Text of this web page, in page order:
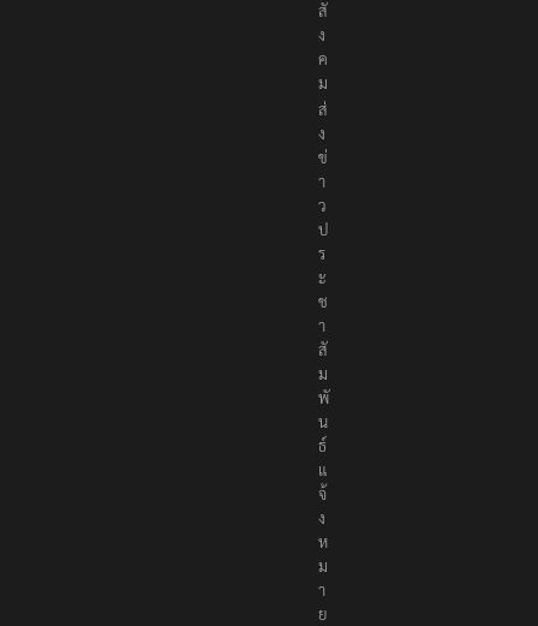
สั
ง
ค
ม
ส่
ง
ข่
า
ว
ป
ร
ะ
ช
า
สั
ม
พั
น
ธ์
แ
จ้
ง
ห
ม
า
ย